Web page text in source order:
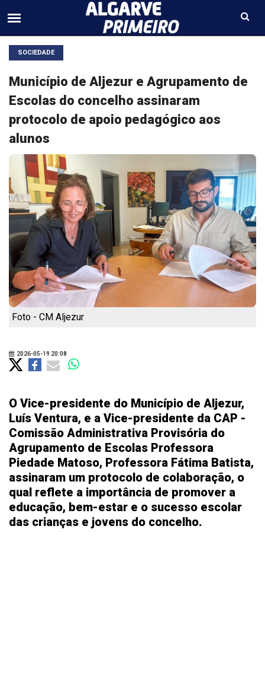
SOCIEDADE
Município de Aljezur e Agrupamento de
Escolas do concelho assinaram
protocolo de apoio pedagógico aos
alunos
Foto - CM Aljezur
2026-05-19 20:08
O Vice-presidente do Município de Aljezur,
Luís Ventura, e a Vice-presidente da CAP -
Comissão Administrativa Provisória do
Agrupamento de Escolas Professora
Piedade Matoso, Professora Fátima Batista,
assinaram um protocolo de colaboração, o
qual reflete a importância de promover a
educação, bem-estar e o sucesso escolar
das crianças e jovens do concelho.